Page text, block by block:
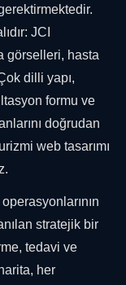
JCI
görselleri, hasta
dilli yapı,
formu ve
doğrudan
web tasarımı
stratejik bir
tedavi ve
her